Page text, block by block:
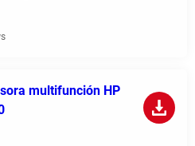
multifunción HP